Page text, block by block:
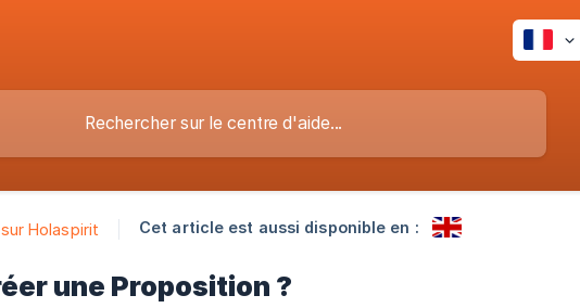
Holaspirit Cet article est aussi disponible en :
une Proposition ?